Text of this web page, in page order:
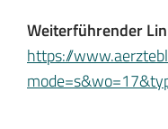
Weiterführender
https://